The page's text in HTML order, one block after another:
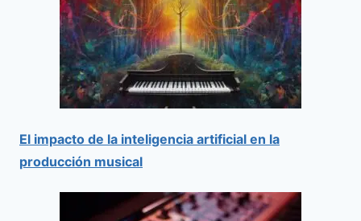
El impacto de la inteligencia artificial en la
producción musical